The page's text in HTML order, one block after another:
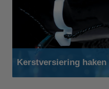
Kerstversiering haken